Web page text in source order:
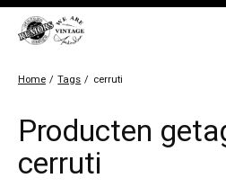
Home / Tags / cerruti
Producten
cerruti